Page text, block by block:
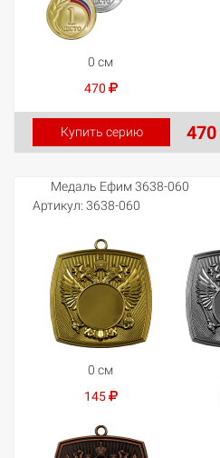
0 см
470
Купить серию 470
Медаль Ефим 3638-060
Артикул: 3638-060
0 см
145